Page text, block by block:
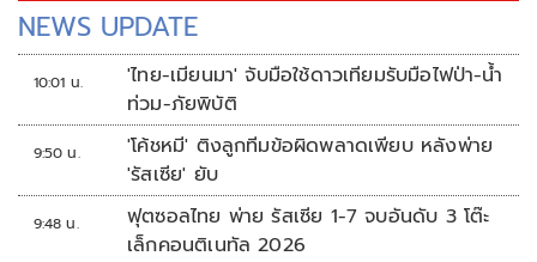
NEWS UPDATE
10:01 น.
'ไทย-เมียนมา' จับมือใช้ดาวเทียมรับมือไฟป่า-น้ำ
ท่วม-ภัยพิบัติ
9:50 น.
'โค้ชหมี' ติงลูกทีมข้อผิดพลาดเพียบ หลังพ่าย
'รัสเซีย' ยับ
9:48 น.
ฟุตซอลไทย พ่าย รัสเซีย 1-7 จบอันดับ 3 โต๊ะ
เล็กคอนติเนทัล 2026